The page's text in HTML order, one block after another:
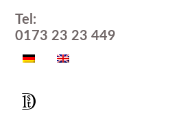
Tel:
0173 23 23 449